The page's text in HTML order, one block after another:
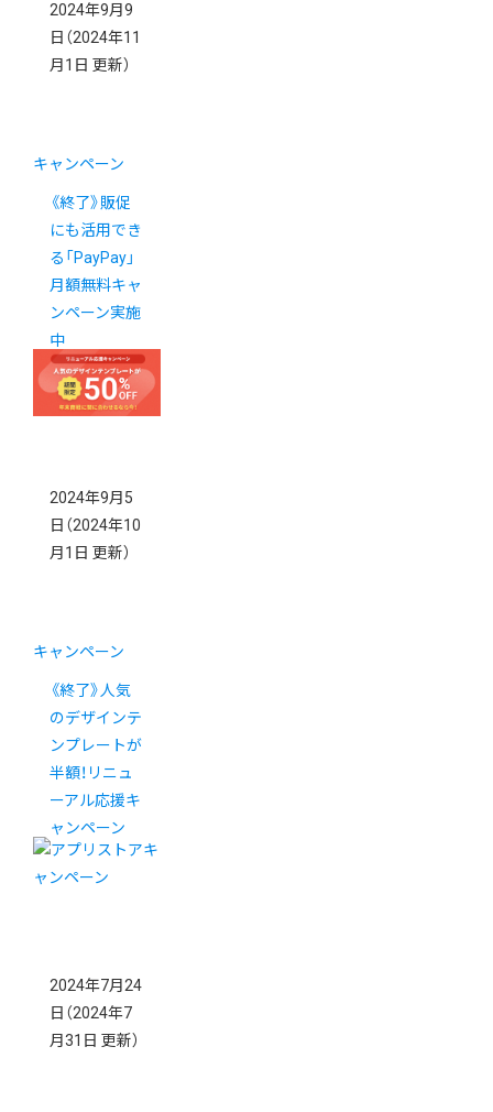
2024年9月9
日 （2024年11
月1日 更新）
キャンペーン
《終了》販促
にも活用でき
る「PayPay」
月額無料キャ
ンペーン実施
中
2024年9月5
日 （2024年10
月1日 更新）
キャンペーン
《終了》人気
のデザインテ
ンプレートが
半額！リニュ
ーアル応援キ
ャンペーン
2024年7月24
日 （2024年7
月31日 更新）